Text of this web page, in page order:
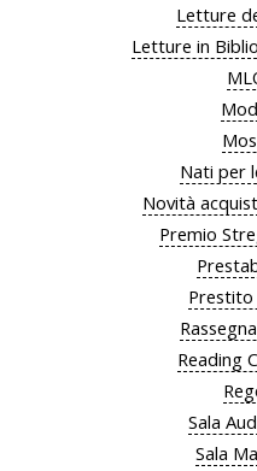
Letture
Letture in
Nati per
Novità
Premio
Prestito
Reading
Sala
Sala